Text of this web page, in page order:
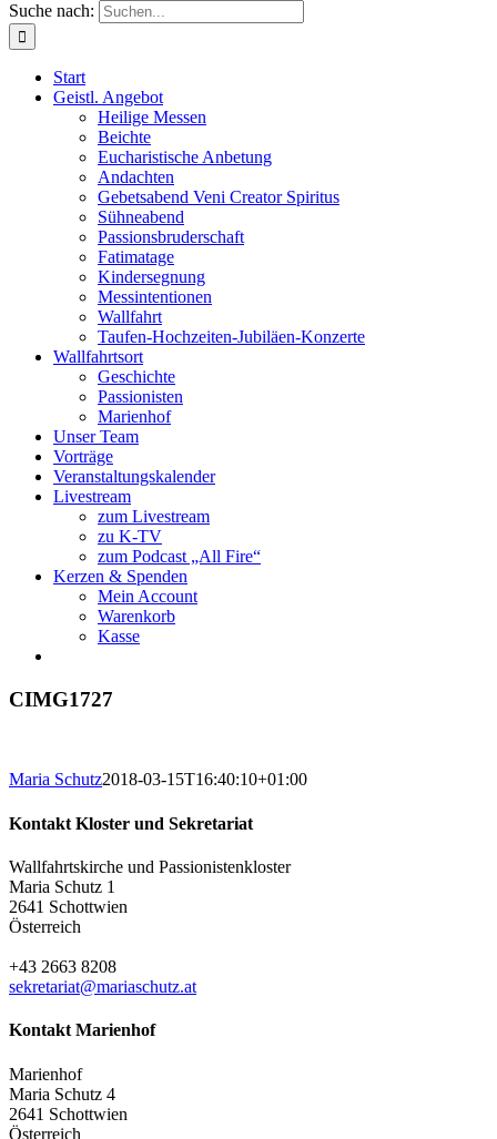
Suche nach:
Start
Geistl. Angebot
Heilige Messen
Beichte
Eucharistische Anbetung
Andachten
Gebetsabend Veni Creator Spiritus
Sühneabend
Passionsbruderschaft
Fatimatage
Kindersegnung
Messintentionen
Wallfahrt
Taufen-Hochzeiten-Jubiläen-Konzerte
Wallfahrtsort
Geschichte
Passionisten
Marienhof
Unser Team
Vorträge
Veranstaltungskalender
Livestream
zum Livestream
zu K-TV
zum Podcast „All Fire“
Kerzen & Spenden
Mein Account
Warenkorb
Kasse
CIMG1727
Maria Schutz2018-03-15T16:40:10+01:00
Kontakt Kloster und Sekretariat
Wallfahrtskirche und Passionistenkloster
Maria Schutz 1
2641 Schottwien
Österreich
+43 2663 8208
sekretariat@mariaschutz.at
Kontakt Marienhof
Marienhof
Maria Schutz 4
2641 Schottwien
Österreich